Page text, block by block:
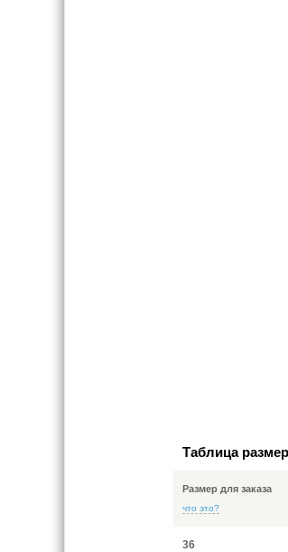
Таблица
Размер для заказа
что это?
36